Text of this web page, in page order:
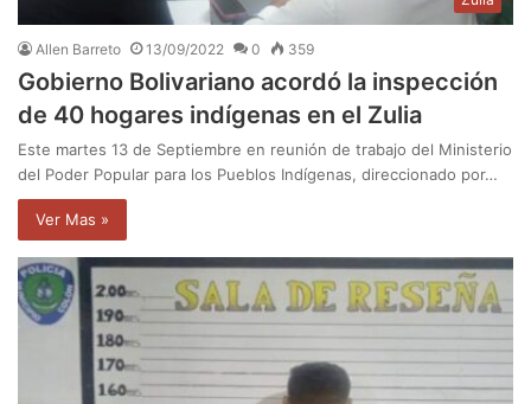
Allen Barreto 13/09/2022 0 359
Gobierno Bolivariano acordó la inspección
de 40 hogares indígenas en el Zulia
Este martes 13 de Septiembre en reunión de trabajo del Ministerio
del Poder Popular para los Pueblos Indígenas, direccionado por…
Ver Mas »